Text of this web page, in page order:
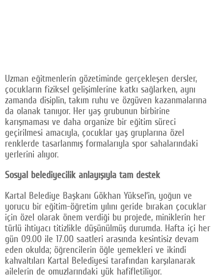
Uzman eğitmenlerin gözetiminde gerçekleşen dersler,
çocukların fiziksel gelişimlerine katkı sağlarken, aynı
zamanda disiplin, takım ruhu ve özgüven kazanmalarına
da olanak tanıyor. Her yaş grubunun birbirine
karışmaması ve daha organize bir eğitim süreci
geçirilmesi amacıyla, çocuklar yaş gruplarına özel
renklerde tasarlanmış formalarıyla spor sahalarındaki
yerlerini alıyor.
Sosyal belediyecilik anlayışıyla tam destek
Kartal Belediye Başkanı Gökhan Yüksel’in, yoğun ve
yorucu bir eğitim-öğretim yılını geride bırakan çocuklar
için özel olarak önem verdiği bu projede, miniklerin her
türlü ihtiyacı titizlikle düşünülmüş durumda. Hafta içi her
gün 09.00 ile 17.00 saatleri arasında kesintisiz devam
eden okulda; öğrencilerin öğle yemekleri ve ikindi
kahvaltıları Kartal Belediyesi tarafından karşılanarak
ailelerin de omuzlarındaki yük hafifletiliyor.